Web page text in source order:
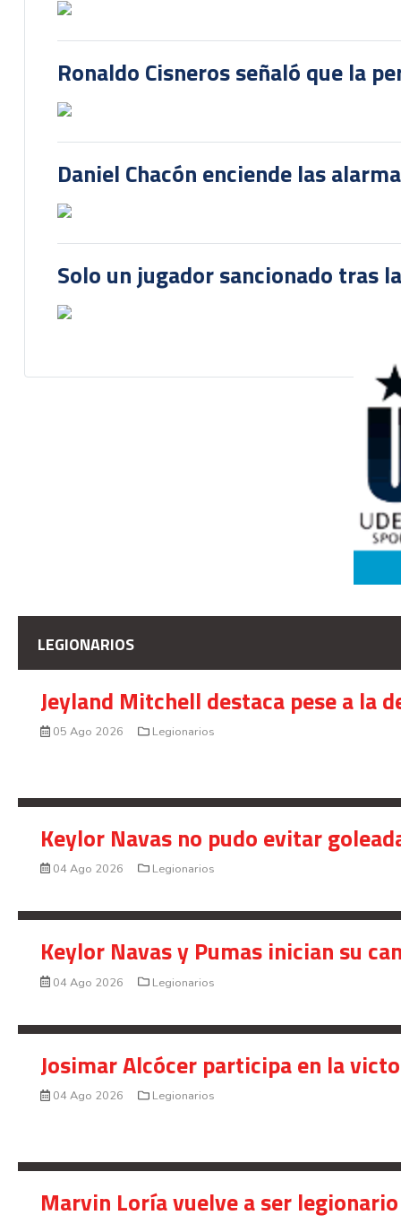
Ronaldo Cisneros señaló que la
Daniel Chacón enciende las
Solo un jugador sancionado tras
LEGIONARIOS
Jeyland Mitchell destaca pese a la
05 Ago 2026 Legionarios
Keylor Navas no pudo evitar
04 Ago 2026 Legionarios
Keylor Navas y Pumas inician su
04 Ago 2026 Legionarios
Josimar Alcócer participa en la
04 Ago 2026 Legionarios
Marvin Loría vuelve a ser